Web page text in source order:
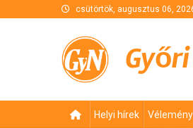
csütörtök, augusztus 06,
Helyi hírek Vélemény